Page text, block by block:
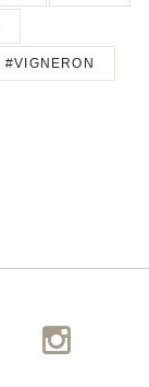
#VIGNERON